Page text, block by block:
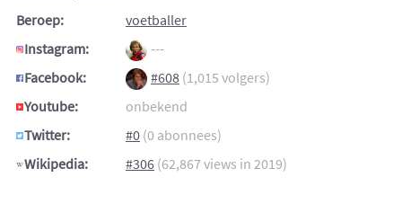
Beroep:
voetballer
Instagram:
---
Facebook:
#608 (1,015 volgers)
Youtube:
onbekend
Twitter:
#0 (0 abonnees)
Wikipedia:
#306 (62,867 views in 2019)